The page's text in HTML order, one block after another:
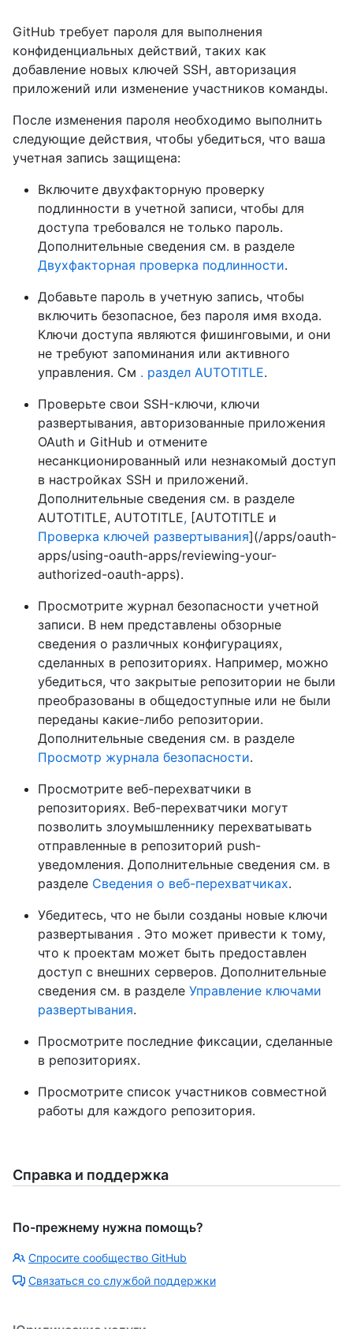
GitHub требует пароля для выполнения
конфиденциальных действий, таких как
добавление новых ключей SSH, авторизация
приложений или изменение участников команды.
После изменения пароля необходимо выполнить
следующие действия, чтобы убедиться, что ваша
учетная запись защищена:
Включите двухфакторную проверку
подлинности в учетной записи, чтобы для
доступа требовался не только пароль.
Дополнительные сведения см. в разделе
Двухфакторная проверка подлинности.
Добавьте пароль в учетную запись, чтобы
включить безопасное, без пароля имя входа.
Ключи доступа являются фишинговыми, и они
не требуют запоминания или активного
управления. См . раздел AUTOTITLE.
Проверьте свои SSH-ключи, ключи
развертывания, авторизованные приложения
OAuth и GitHub и отмените
несанкционированный или незнакомый доступ
в настройках SSH и приложений.
Дополнительные сведения см. в разделе
AUTOTITLE, AUTOTITLE, [AUTOTITLE и
Проверка ключей развертывания](/apps/oauth-
apps/using-oauth-apps/reviewing-your-
authorized-oauth-apps).
Просмотрите журнал безопасности учетной
записи. В нем представлены обзорные
сведения о различных конфигурациях,
сделанных в репозиториях. Например, можно
убедиться, что закрытые репозитории не были
преобразованы в общедоступные или не были
переданы какие-либо репозитории.
Дополнительные сведения см. в разделе
Просмотр журнала безопасности.
Просмотрите веб-перехватчики в
репозиториях. Веб-перехватчики могут
позволить злоумышленнику перехватывать
отправленные в репозиторий push-
уведомления. Дополнительные сведения см. в
разделе Сведения о веб-перехватчиках.
Убедитесь, что не были созданы новые ключи
развертывания . Это может привести к тому,
что к проектам может быть предоставлен
доступ с внешних серверов. Дополнительные
сведения см. в разделе Управление ключами
развертывания.
Просмотрите последние фиксации, сделанные
в репозиториях.
Просмотрите список участников совместной
работы для каждого репозитория.
Справка и поддержка
По-прежнему нужна помощь?
Спросите сообщество GitHub
Связаться со службой поддержки